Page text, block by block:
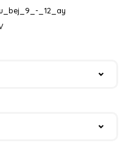
_12_ay